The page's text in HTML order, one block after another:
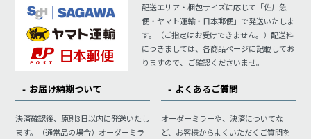
配送エリア・梱包サイズに応じて「佐川急
便・ヤマト運輸・日本郵便」で発送いたしま
す。（ご指定はお受けできません。）配送料
につきましては、各商品ページに記載してお
りますので、ご確認くださいませ。
お届け納期ついて
決済確認後、原則3日以内に発送いたし
ます。（通常品の場合）オーダーミラ
よくあるご質問
オーダーミラーや、決済についてな
ど、お客様からよくいただくご質問を